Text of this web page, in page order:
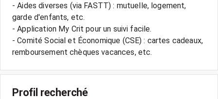
- Aides diverses (via FASTT) : mutuelle, logement,
garde d'enfants, etc.
- Application My Crit pour un suivi facile.
- Comité Social et Économique (CSE) : cartes cadeaux,
Profil recherché